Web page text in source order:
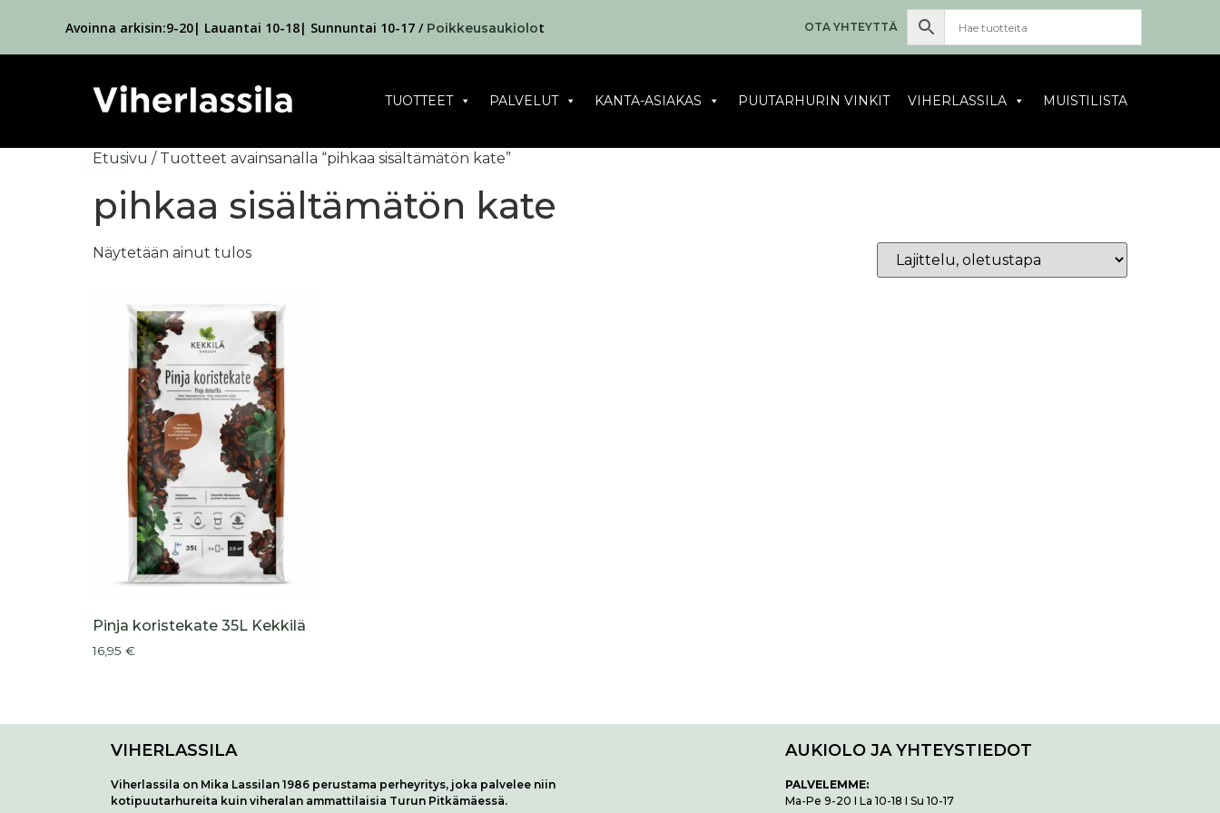
Avoinna arkisin:9-20| Lauantai 10-18| Sunnuntai 10-17 / Poikkeusaukiolot OTA YHTEYTTÄ
TUOTTEET PALVELUT KANTA-ASIAKAS PUUTARHURIN VINKIT VIHERLASSILA MUISTILISTA
Etusivu / Tuotteet avainsanalla “pihkaa sisältämätön kate”
pihkaa sisältämätön kate
Näytetään ainut tulos
Pinja koristekate 35L Kekkilä
16,95 €
VIHERLASSILA
Viherlassila on Mika Lassilan 1986 perustama perheyritys, joka palvelee niin
kotipuutarhureita kuin viheralan ammattilaisia Turun Pitkämäessä.
AUKIOLO JA YHTEYSTIEDOT
PALVELEMME:
Ma-Pe 9-20 I La 10-18 I Su 10-17